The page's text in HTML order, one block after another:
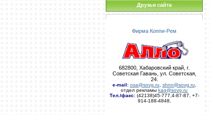
Друзья сайта
Фирма Коппи-Рем
682800, Хабаровский край, г.
Советская Гавань, ул. Советская,
24.
e-mail: osa@sovg.ru shnn@sovg.ru
отдел рекламы kag@sovg.ru
Тел./факс:(42138)45-777,4-87-87, +7-
914-188-4848.